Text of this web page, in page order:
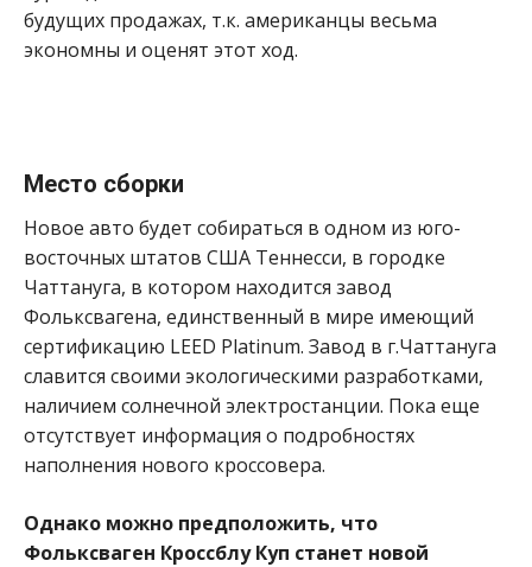
будущих продажах, т.к. американцы весьма
экономны и оценят этот ход.
Место сборки
Новое авто будет собираться в одном из юго-
восточных штатов США Теннесси, в городке
Чаттануга, в котором находится завод
Фольксвагена, единственный в мире имеющий
сертификацию LEED Platinum. Завод в г.Чаттануга
славится своими экологическими разработками,
наличием солнечной электростанции. Пока еще
отсутствует информация о подробностях
наполнения нового кроссовера.
Однако можно предположить, что
Фольксваген Кроссблу Куп станет новой